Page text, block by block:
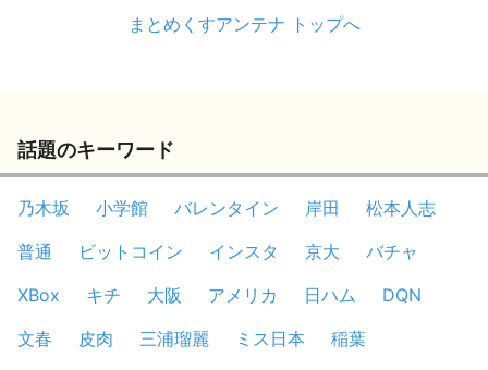
まとめくすアンテナ トップへ
話題のキーワード
乃木坂 小学館 バレンタイン 岸田
松本人志
普通
ビットコイン インスタ 京大
バチャ
XBox
キチ 大阪 アメリカ 日ハム
DQN
文春
皮肉 三浦瑠麗 ミス日本
稲葉